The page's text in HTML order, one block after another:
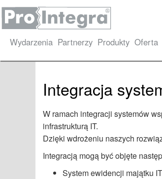
Wydarzenia Partnerzy Produkty Oferta
Integracja
W ramach integracji systemów
infrastrukturą IT.
Dzięki wdrożeniu naszych
Integracją mogą być objęte
System ewidencji majątku IT